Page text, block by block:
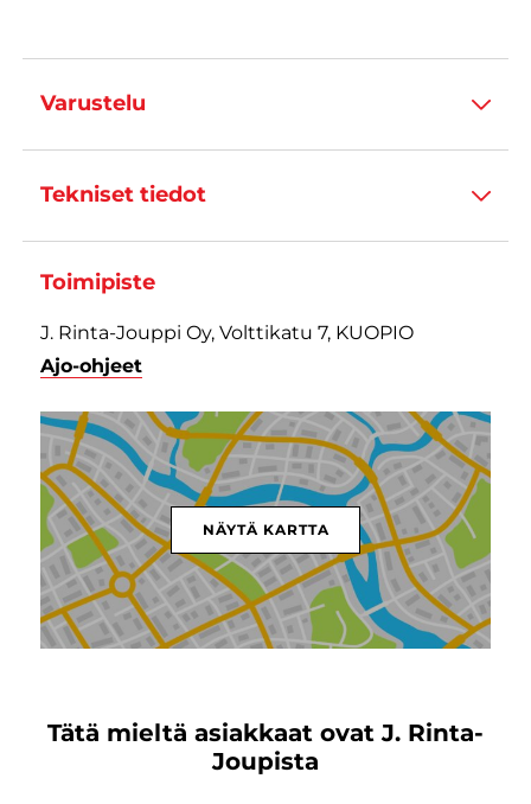
Varustelu
Tekniset tiedot
Toimipiste
J. Rinta-Jouppi Oy, Volttikatu 7, KUOPIO
Ajo-ohjeet
NÄYTÄ KARTTA
Tätä mieltä asiakkaat ovat J. Rinta-
Joupista